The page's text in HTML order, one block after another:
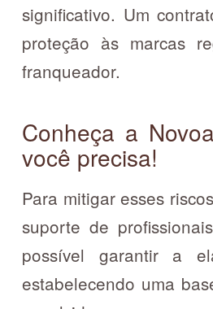
significativo. Um
proteção às marcas
franqueador.
Conheça a
você precisa!
Para mitigar esses
suporte de
possível garantir a
estabelecendo uma